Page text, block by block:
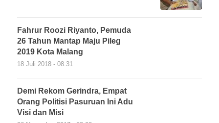
Fahrur Roozi Riyanto, Pemuda
26 Tahun Mantap Maju Pileg
2019 Kota Malang
18 Juli 2018 - 08:31
Demi Rekom Gerindra, Empat
Orang Politisi Pasuruan Ini Adu
Visi dan Misi